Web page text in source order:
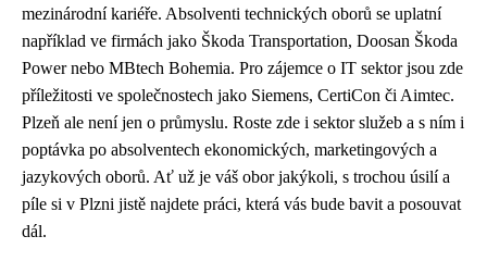
mezinárodní kariéře. Absolventi technických oborů se uplatní
například ve firmách jako Škoda Transportation, Doosan Škoda
Power nebo MBtech Bohemia. Pro zájemce o IT sektor jsou zde
příležitosti ve společnostech jako Siemens, CertiCon či Aimtec.
Plzeň ale není jen o průmyslu. Roste zde i sektor služeb a s ním i
poptávka po absolventech ekonomických, marketingových a
jazykových oborů. Ať už je váš obor jakýkoli, s trochou úsilí a
píle si v Plzni jistě najdete práci, která vás bude bavit a posouvat
dál.